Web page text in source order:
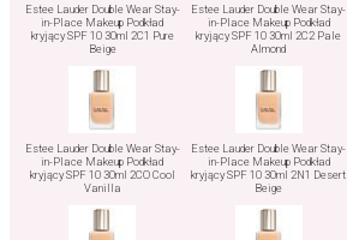
Estee Lauder Double Wear Stay-
in-Place Makeup Podkład
kryjący SPF 10 30ml 2C1 Pure
Beige
Estee Lauder Double Wear Stay-
in-Place Makeup Podkład
kryjący SPF 10 30ml 2C2 Pale
Almond
Estee Lauder Double Wear Stay-
in-Place Makeup Podkład
kryjący SPF 10 30ml 2CO Cool
Vanilla
Estee Lauder Double Wear Stay-
in-Place Makeup Podkład
kryjący SPF 10 30ml 2N1 Desert
Beige